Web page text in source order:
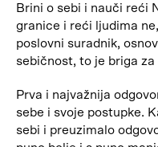
Brini o sebi i nauči reći
granice i reći ljudima
poslovni suradnik,
sebičnost, to je briga za
Prva i najvažnija
sebe i svoje postupke.
sebi i preuzimalo